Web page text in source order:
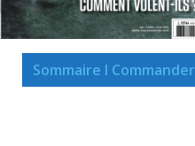
Sommaire I Commander